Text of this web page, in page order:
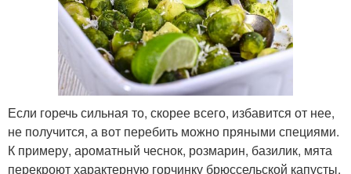
Если горечь сильная то, скорее всего, избавится от нее,
не получится, а вот перебить можно пряными специями.
К примеру, ароматный чеснок, розмарин, базилик, мята
перекроют характерную горчинку брюссельской капусты.